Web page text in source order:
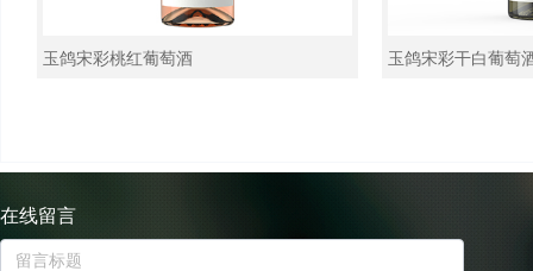
玉鸽宋彩桃红葡萄酒 玉鸽宋彩干白葡萄
在线留言